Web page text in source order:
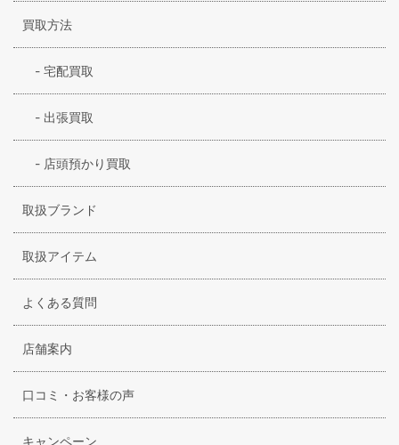
買取方法
- 宅配買取
- 出張買取
- 店頭預かり買取
取扱ブランド
取扱アイテム
よくある質問
店舗案内
口コミ・お客様の声
キャンペーン